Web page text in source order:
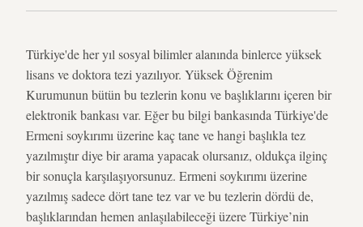
Türkiye'de her yıl sosyal bilimler alanında binlerce yüksek
lisans ve doktora tezi yazılıyor. Yüksek Öğrenim
Kurumunun bütün bu tezlerin konu ve başlıklarını içeren bir
elektronik bankası var. Eğer bu bilgi bankasında Türkiye'de
Ermeni soykırımı üzerine kaç tane ve hangi başlıkla tez
yazılmıştır diye bir arama yapacak olursanız, oldukça ilginç
bir sonuçla karşılaşıyorsunuz. Ermeni soykırımı üzerine
yazılmış sadece dört tane tez var ve bu tezlerin dördü de,
başlıklarından hemen anlaşılabileceği üzere Türkiye’nin